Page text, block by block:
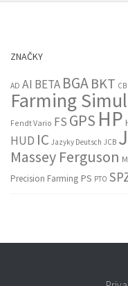
ZNAČKY
AD AI BETA BGABKT CB
Farming
Fendt Vario FS GPS HP
HUD IC Jazyky Deutsch JCB
Massey Ferguson
Precision Farming PS PTO